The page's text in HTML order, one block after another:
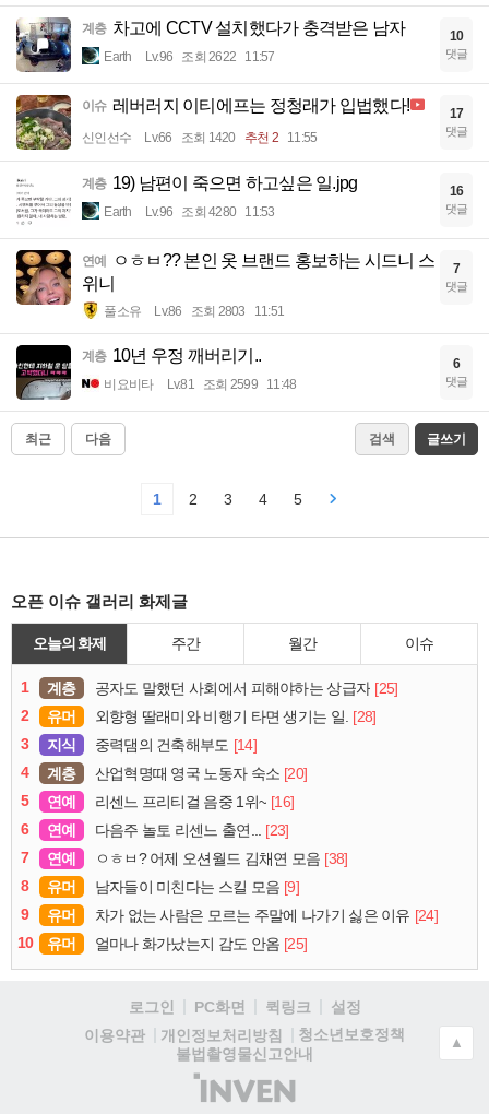
계층 차고에 CCTV 설치했다가 충격받은 남자
Earth Lv.96 조회 2622 11:57
10
댓글
이슈 레버러지 이티에프는 정청래가 입법했다!
신인선수 Lv.66 조회 1420 추천 2 11:55
17
댓글
계층 19) 남편이 죽으면 하고싶은 일.jpg
Earth Lv.96 조회 4280 11:53
16
댓글
연예
ㅇㅎㅂ?? 본인 옷 브랜드 홍보하는 시드니 스
위니
풀소유 Lv.86 조회 2803 11:51
7
댓글
계층 10년 우정 깨버리기..
비요비타 Lv.81 조회 2599 11:48
6
댓글
최근 다음 검색 글쓰기
1 2 3 4 5
오픈 이슈 갤러리 화제글
오늘의 화제 주간 월간 이슈
1 계층 공자도 말했던 사회에서 피해야하는 상급자 [25]
2
유머 외향형 딸래미와 비행기 타면 생기는 일. [28]
3
지식 중력댐의 건축해부도 [14]
4
계층 산업혁명때 영국 노동자 숙소 [20]
5
연예 리센느 프리티걸 음중 1위~ [16]
6
연예 다음주 놀토 리센느 출연...
[23]
7
연예 ㅇㅎㅂ? 어제 오션월드 김채연 모음 [38]
8
유머 남자들이 미친다는 스킬 모음 [9]
9
유머 차가 없는 사람은 모르는 주말에 나가기 싫은 이유 [24]
10
유머 얼마나 화가났는지 감도 안옴 [25]
로그인 PC화면 퀵링크
설정
이용약관
개인정보처리방침
청소년보호정책
불법촬영물신고안내
(주)
인
▲